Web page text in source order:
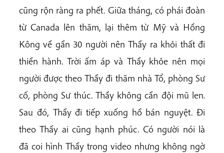
cũng rộn ràng ra phết. Giữa tháng, có phái đoàn
từ Canada lên thăm, lại thêm từ Mỹ và Hồng
Kông về gần 30 người nên Thầy ra khỏi thất đi
thiền hành. Trời ấm áp và Thầy khỏe nên mọi
người được theo Thầy đi thăm nhà Tổ, phòng Sư
cố, phòng Sư thúc. Thầy không cần đội mũ len.
Sau đó, Thầy đi tiếp xuống hồ bán nguyệt. Đi
theo Thầy ai cũng hạnh phúc. Có người nói là
đã coi hình Thầy trong video nhưng không ngờ